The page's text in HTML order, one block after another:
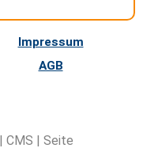
Impressum
AGB
| CMS | Seite